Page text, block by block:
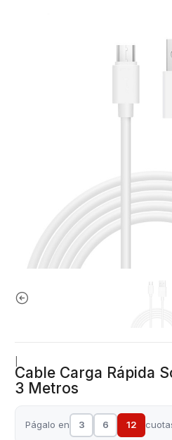
Cable Carga Rápida
3 Metros
Págalo en 3 6 12